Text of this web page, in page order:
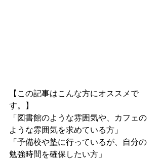
【この記事はこんな方にオススメで
す。】
「図書館のような雰囲気や、カフェの
ような雰囲気を求めている方」
「予備校や塾に行っているが、自分の
勉強時間を確保したい方」